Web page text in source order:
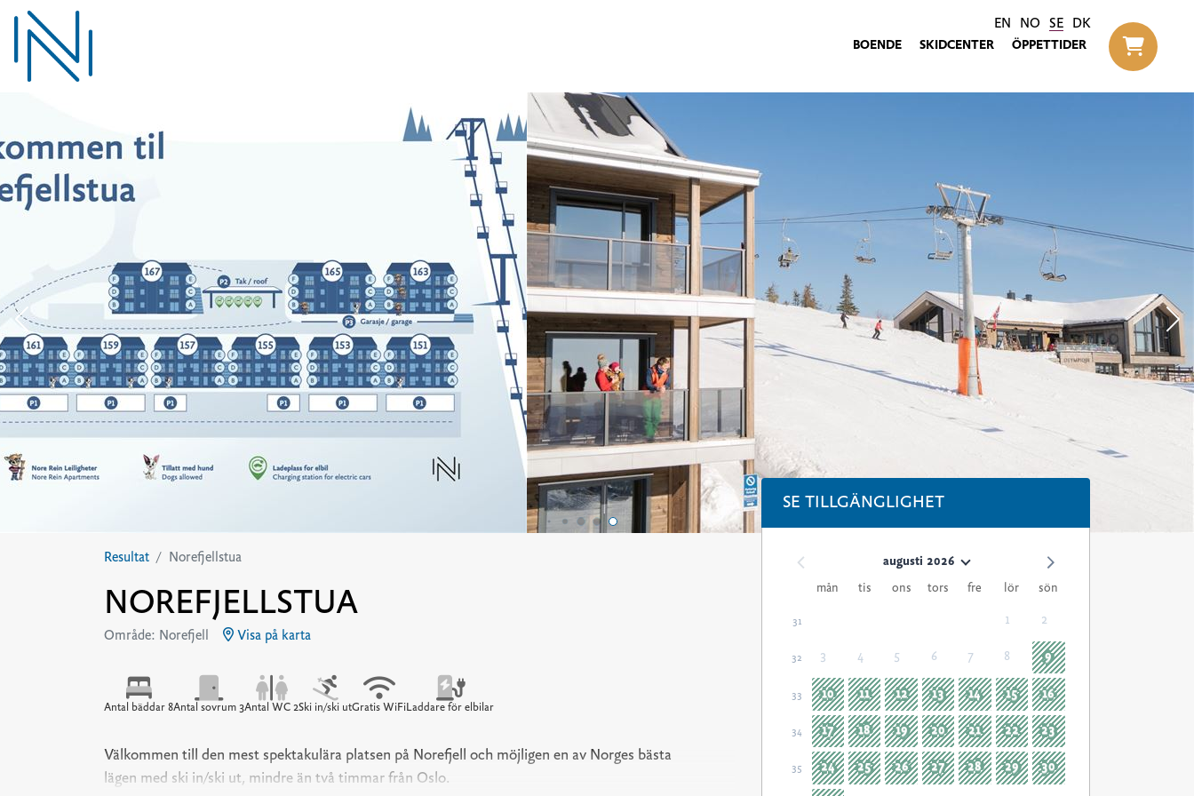
EN NO SE DK
BOENDE SKIDCENTER ÖPPETTIDER
Til
Resultat Norefjellstua
NOREFJELLSTUA
Område: Norefjell Visa på karta
Antal bäddar 8Antal sovrum 3Antal WC 2Ski in/ski utGratis WiFiLaddare för elbilar
Välkommen till den mest spektakulära platsen på Norefjell och möjligen en av Norges bästa
lägen med ski in/ski ut, mindre än två timmar från Oslo.
SE TILLGÄNGLIGHET
augusti 2026
mån
tis ons tors fre lör sön
31 1 2
32 3 4 5 6 7 8 9
33 10 11 12 13 14 15 16
34 17 18 19 20 21 22 23
35 24 25 26 27 28 29 30